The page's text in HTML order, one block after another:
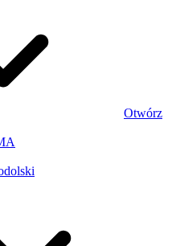
Otwórz